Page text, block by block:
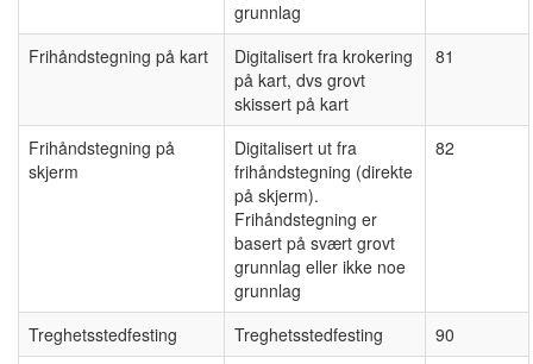
grunnlag
Frihåndstegning på kart
Digitalisert fra krokering
på kart, dvs grovt
skissert på kart
81
Frihåndstegning på
skjerm
Digitalisert ut fra
frihåndstegning (direkte
på skjerm).
Frihåndstegning er
basert på svært grovt
grunnlag eller ikke noe
grunnlag
82
Treghetsstedfesting Treghetsstedfesting
90